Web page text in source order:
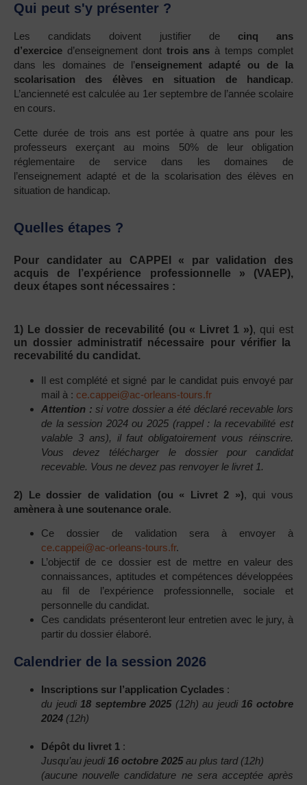
Qui peut s'y présenter ?
Les candidats doivent justifier decinq ans
d’exercice d’enseignement dont trois ans à temps complet
dans les domaines de l’enseignement adapté ou de la
scolarisation des élèves en situation de handicap.
L’ancienneté est calculée au 1er septembre de l’année scolaire
en cours.
Cette durée de trois ans est portée à quatre ans pour les
professeurs exerçant au moins 50% de leur obligation
réglementaire de service dans les domaines de
l’enseignement adapté et de la scolarisation des élèves en
situation de handicap.
Quelles étapes ?
Pour candidater au CAPPEI « par validation des
acquis de l’expérience professionnelle » (VAEP),
deux étapes sont nécessaires :
1) Le dossier de recevabilité (ou « Livret 1 »), qui est
un dossier administratif nécessaire pour vérifier la
recevabilité du candidat.
Il est complété et signé par le candidat puis envoyé par
mail à : ce.cappei@ac-orleans-tours.fr
Attention :si votre dossier a été déclaré recevable lors
de la session 2024 ou 2025 (rappel : la recevabilité est
valable 3 ans), il faut obligatoirement vous réinscrire.
Vous devez télécharger le dossier pour candidat
recevable. Vous ne devez pas renvoyer le livret 1.
2) Le dossier de validation (ou « Livret 2 »), qui vous
amènera à une soutenance orale.
Ce dossier de validation sera à envoyer à
ce.cappei@ac-orleans-tours.fr.
L’objectif de ce dossier est de mettre en valeur des
connaissances, aptitudes et compétences développées
au fil de l’expérience professionnelle, sociale et
personnelle du candidat.
Ces candidats présenteront leur entretien avec le jury, à
partir du dossier élaboré.
Calendrier de la session 2026
Inscriptions sur l’application Cyclades :
du jeudi18 septembre 2025(12h) au jeudi16 octobre
2024 (12h)
Dépôt du livret 1 :
Jusqu’au jeudi16 octobre 2025au plus tard (12h)
(aucune nouvelle candidature ne sera acceptée après